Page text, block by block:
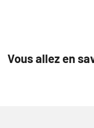
Vous allez en